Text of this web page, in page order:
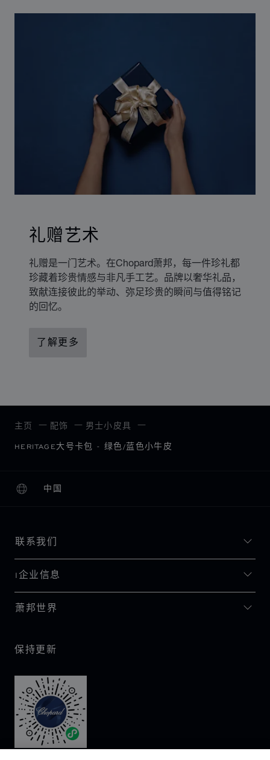
礼赠艺术
礼赠是一门艺术。在Chopard萧邦，每一件珍礼都
珍藏着珍贵情感与非凡手工艺。品牌以奢华礼品，
致献连接彼此的举动、弥足珍贵的瞬间与值得铭记
的回忆。
了解更多
主页 配饰 男士小皮具
HERITAGE大号卡包 - 绿色/蓝色小牛皮
中国
本地化（更改国家/地区）
更改国家/地区
联系我们
I企业信息
萧邦世界
保持更新